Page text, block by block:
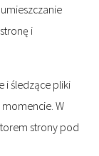
i
i śledzące pliki
W
strony pod